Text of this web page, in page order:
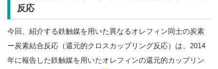
反応
今回、紹介する鉄触媒を用いた異なるオレフィン同士の炭素
ー炭素結合反応（還元的クロスカップリング反応）は、2014
年に報告した鉄触媒を用いたオレフィンの還元的カップリン